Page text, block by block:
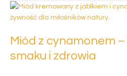
Miód z cynamonem –
smaku i zdrowia
Miód
z
–
połączenie
smaku